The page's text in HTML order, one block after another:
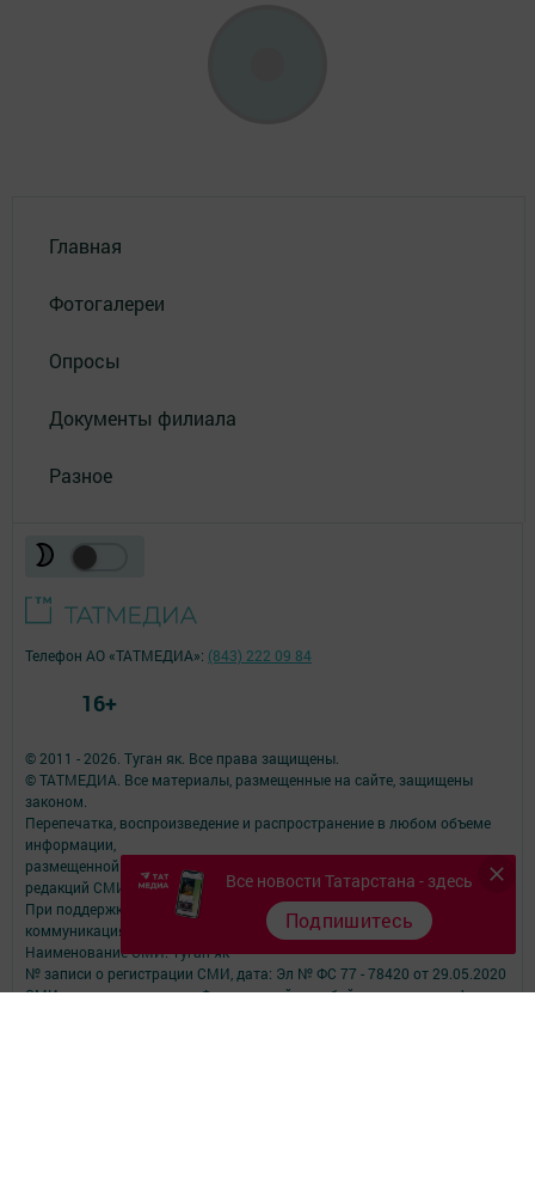
Главная
Фотогалереи
Опросы
Документы филиала
Разное
Все новости Татарстана - здесь
Подпишитесь
© 2011 - 2026. Туган як. Все права защищены.
© ТАТМЕДИА. Все материалы, размещенные на сайте, защищены
законом.
Перепечатка, воспроизведение и распространение в любом объеме
информации,
размещенной на сайте, возможна только с письменного согласия
редакций СМИ.
При поддержке Республиканского агентства по печати и массовым
коммуникациям.
Наименование СМИ: Туган як
№ записи о регистрации СМИ, дата: Эл № ФС 77 - 78420 от 29.05.2020
СМИ зарегистрированно Федеральной службой по надзору в сфере
Телефон АО «ТАТМЕДИА»: (843) 222 09 84
16+